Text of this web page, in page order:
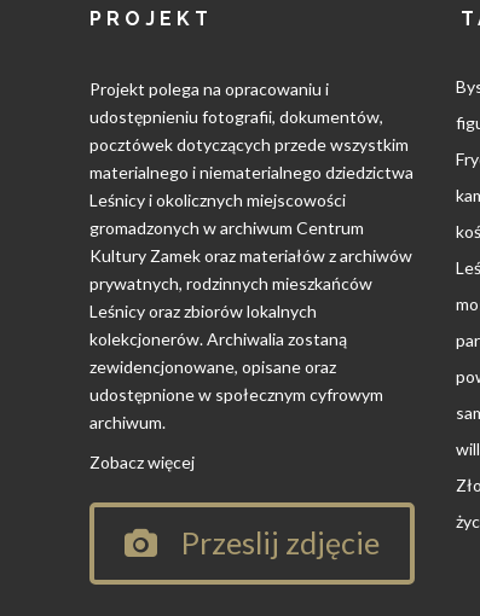
PROJEKT
Projekt polega na opracowaniu i
udostępnieniu fotografii, dokumentów,
pocztówek dotyczących przede wszystkim
materialnego i niematerialnego dziedzictwa
Leśnicy i okolicznych miejscowości
gromadzonych w archiwum Centrum
Kultury Zamek oraz materiałów z archiwów
prywatnych, rodzinnych mieszkańców
Leśnicy oraz zbiorów lokalnych
kolekcjonerów. Archiwalia zostaną
zewidencjonowane, opisane oraz
udostępnione w społecznym cyfrowym
archiwum.
Zobacz więcej
Przeslij zdjęcie